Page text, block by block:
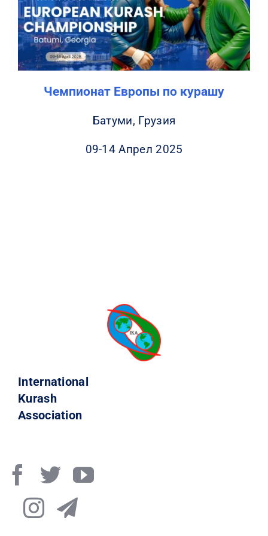
КОНТАКТЫ
Чемпионат Европы по курашу
Батуми, Грузия
09-14 Апрел 2025
International
Kurash
Association